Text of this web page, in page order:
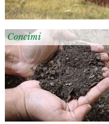
Concimi